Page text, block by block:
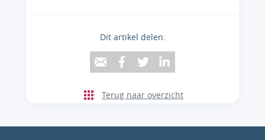
Dit artikel delen:
Terug naar overzicht